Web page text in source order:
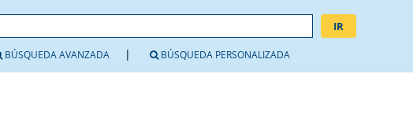
IR
BÚSQUEDA AVANZADA BÚSQUEDA PERSONALIZADA